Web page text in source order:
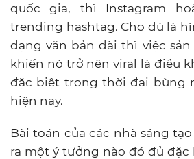
quốc gia, thì Instagram
trending hashtag. Cho dù là
dạng văn bản dài thì việc
khiến nó trở nên viral là điều
đặc biệt trong thời đại bùng
hiện nay.
Bài toán của các nhà sáng
ra một ý tưởng nào đó đủ đặc